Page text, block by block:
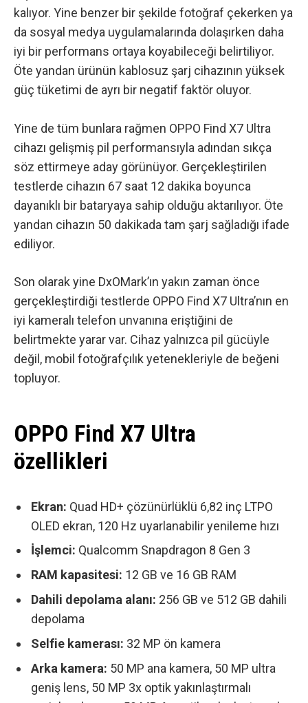
kalıyor. Yine benzer bir şekilde fotoğraf çekerken ya
da sosyal medya uygulamalarında dolaşırken daha
iyi bir performans ortaya koyabileceği belirtiliyor.
Öte yandan ürünün kablosuz şarj cihazının yüksek
güç tüketimi de ayrı bir negatif faktör oluyor.
Yine de tüm bunlara rağmen OPPO Find X7 Ultra
cihazı gelişmiş pil performansıyla adından sıkça
söz ettirmeye aday görünüyor. Gerçekleştirilen
testlerde cihazın 67 saat 12 dakika boyunca
dayanıklı bir bataryaya sahip olduğu aktarılıyor. Öte
yandan cihazın 50 dakikada tam şarj sağladığı ifade
ediliyor.
Son olarak yine DxOMark’ın yakın zaman önce
gerçekleştirdiği testlerde OPPO Find X7 Ultra’nın en
iyi kameralı telefon unvanına eriştiğini de
belirtmekte yarar var. Cihaz yalnızca pil gücüyle
değil, mobil fotoğrafçılık yetenekleriyle de beğeni
topluyor.
OPPO Find X7 Ultra
özellikleri
Ekran: Quad HD+ çözünürlüklü 6,82 inç LTPO
OLED ekran, 120 Hz uyarlanabilir yenileme hızı
İşlemci: Qualcomm Snapdragon 8 Gen 3
RAM kapasitesi: 12 GB ve 16 GB RAM
Dahili depolama alanı: 256 GB ve 512 GB dahili
depolama
Selfie kamerası: 32 MP ön kamera
Arka kamera: 50 MP ana kamera, 50 MP ultra
geniş lens, 50 MP 3x optik yakınlaştırmalı